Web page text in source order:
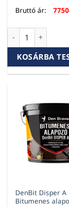
Bruttó ár: 7750
DEN BIT
KOSÁRBA
DenBit Disper A
Bitumenes